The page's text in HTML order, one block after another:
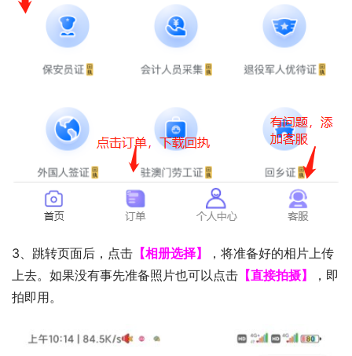
3、跳转页面后，点击 【相册选择】
，将准备好的相片上传
上去。如果没有事先准备照片也可以点击 【直接拍摄】
，即
拍即用。